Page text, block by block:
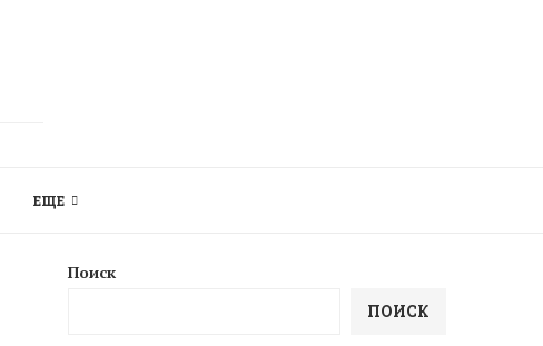
ЕЩЕ
Поиск
ПОИСК